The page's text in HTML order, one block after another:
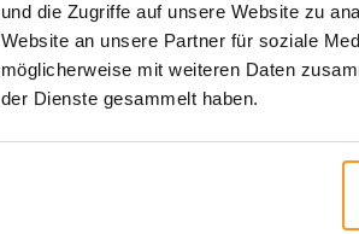
und die Zugriffe auf unsere Website zu
Website an unsere Partner für soziale
möglicherweise mit weiteren Daten
der Dienste gesammelt haben.
Kontaktiere unseren